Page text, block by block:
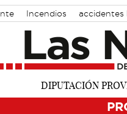
Incendios accidentes